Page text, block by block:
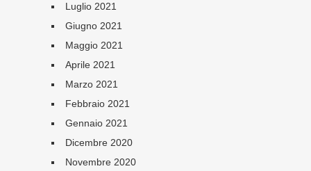
Luglio 2021
Giugno 2021
Maggio 2021
Aprile 2021
Marzo 2021
Febbraio 2021
Gennaio 2021
Dicembre 2020
Novembre 2020